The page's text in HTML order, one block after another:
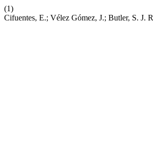
(1)
Cifuentes, E.; Vélez Gómez, J.; Butler, S. J.